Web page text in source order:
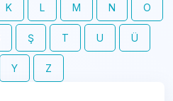
K L M N O
Ş T U Ü
Y Z